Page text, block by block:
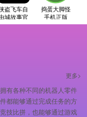
盗飞车自
城故事官
方正版
捣蛋大脚怪
手机正版
更多>
有各种不同的机器人零件
都能够通过完成任务的方
技比拼，也能够通过游戏